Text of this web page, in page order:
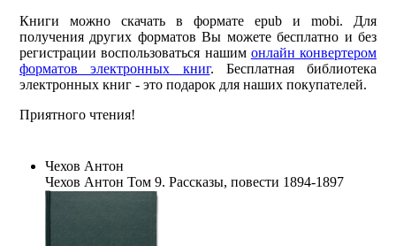
Книги можно скачать в формате epub и mobi. Для
получения других форматов Вы можете бесплатно и без
регистрации воспользоваться нашим онлайн конвертером
форматов электронных книг. Бесплатная библиотека
электронных книг - это подарок для наших покупателей.
Приятного чтения!
Чехов Антон
Чехов Антон Том 9. Рассказы, повести 1894-1897